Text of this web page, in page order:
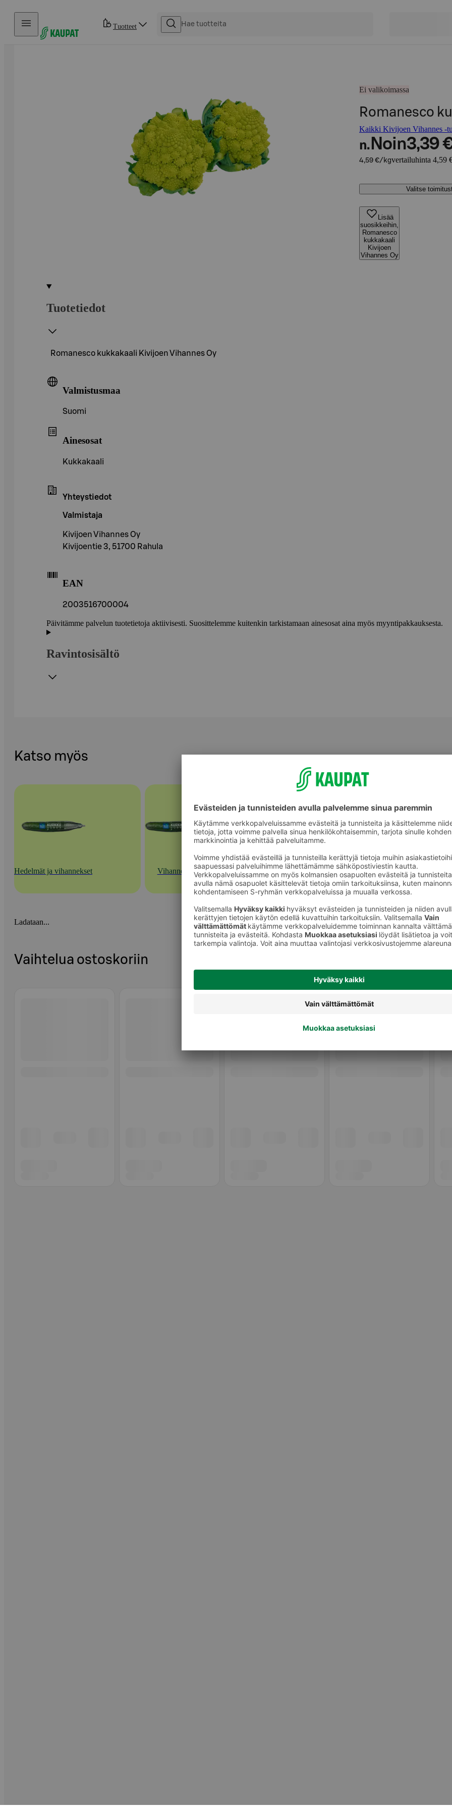
Hyppää sisältöön
Tuotteet
Ei valikoimassa
Romanesco
Kaikki Kivijoen Vihannes -
n. Noin3,39
4,59 €/kgvertailuhinta 4,59
Valitse
Lisää
suosikkeihin,
Romanesco
kukkakaali
Kivijoen
Vihannes Oy
Tuotetiedot
Romanesco kukkakaali Kivijoen Vihannes Oy
Valmistusmaa
Suomi
Ainesosat
Kukkakaali
Yhteystiedot
Valmistaja
Kivijoen Vihannes Oy
Kivijoentie 3, 51700 Rahula
EAN
2003516700004
Päivitämme palvelun tuotetietoja aktiivisesti. Suosittelemme kuitenkin tarkistamaan ainesosat aina myös myyntipakkauksesta.
Ravintosisältö
Katso myös
Hedelmät ja vihannekset Vihannekset Kaalit
Ladataan...
Vaihtelua ostoskoriin